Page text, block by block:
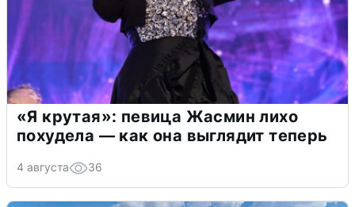
«Я крутая»: певица Жасмин лихо
похудела — как она выглядит теперь
4 августа 36